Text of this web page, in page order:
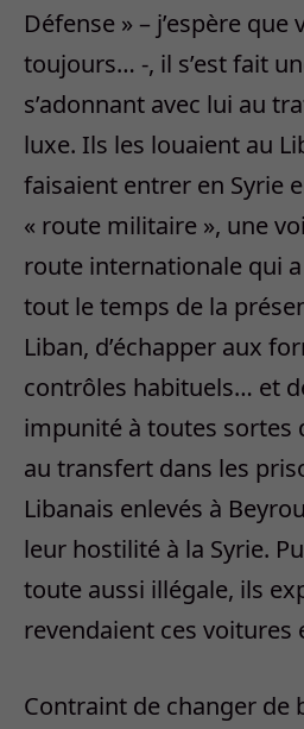
Défense » – j’espère que
toujours… -, il s’est fait
s’adonnant avec lui au
luxe. Ils les louaient au
faisaient entrer en Syrie
« route militaire », une
route internationale qui
tout le temps de la
Liban, d’échapper aux
contrôles habituels… et
impunité à toutes sortes
au transfert dans les
Libanais enlevés à
leur hostilité à la Syrie.
toute aussi illégale, ils
revendaient ces voitures
Contraint de changer de